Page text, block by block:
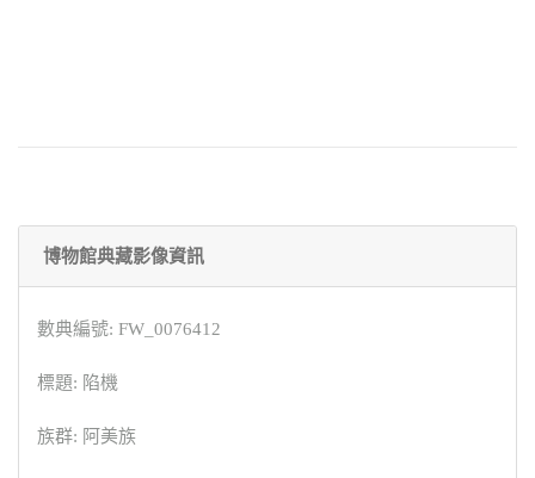
博物館典藏影像資訊
數典編號: FW_0076412
標題: 陷機
族群: 阿美族